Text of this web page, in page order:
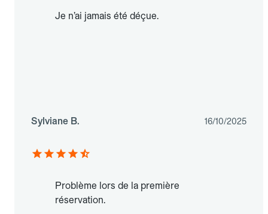
Je n’ai jamais été déçue.
Sylviane B. 16/10/2025
Problème lors de la première
réservation.